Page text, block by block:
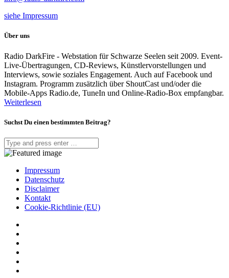
siehe Impressum
Über uns
Radio DarkFire - Webstation für Schwarze Seelen seit 2009. Event-
Live-Übertragungen, CD-Reviews, Künstlervorstellungen und
Interviews, sowie soziales Engagement. Auch auf Facebook und
Instagram. Programm zusätzlich über ShoutCast und/oder die
Mobile-Apps Radio.de, TuneIn und Online-Radio-Box empfangbar.
Weiterlesen
Suchst Du einen bestimmten Beitrag?
Impressum
Datenschutz
Disclaimer
Kontakt
Cookie-Richtlinie (EU)